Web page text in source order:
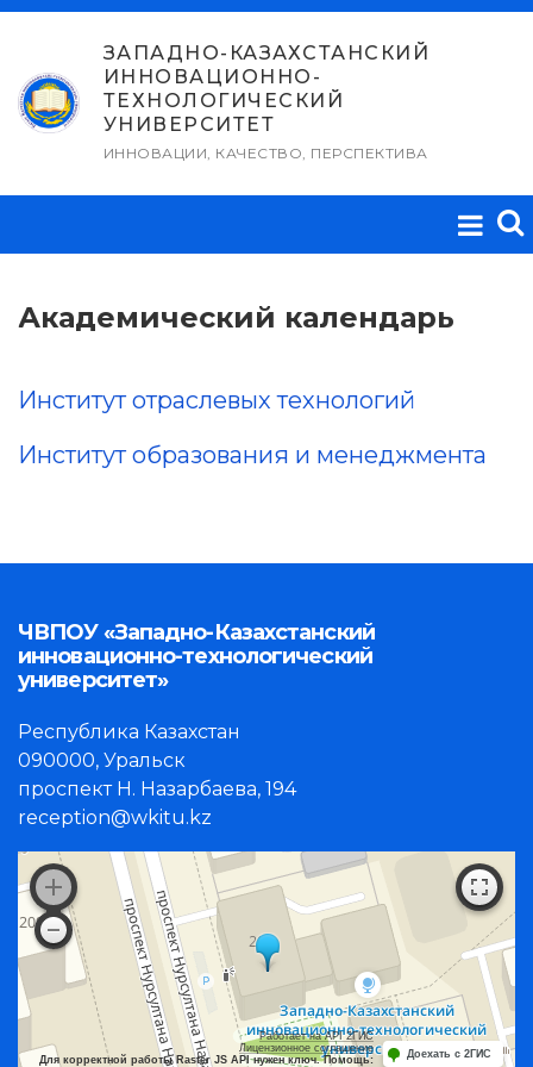
Перейти
содержимому
ЗАПАДНО-КАЗАХСТАНСКИЙ
ИННОВАЦИОННО-
ТЕХНОЛОГИЧЕСКИЙ
УНИВЕРСИТЕТ
ИННОВАЦИИ, КАЧЕСТВО, ПЕРСПЕКТИВА
Академический календарь
Институт отраслевых технологий
Институт образования и менеджмента
ЧВПОУ «Западно-Казахстанский
инновационно-технологический
университет»
Республика Казахстан
090000, Уральск
проспект Н. Назарбаева, 194
reception@wkitu.kz
Работает на API 2ГИС
Лицензионное соглашение
Для корректной работы Raster JS API нужен ключ. Помощь:
Доехать с 2ГИС